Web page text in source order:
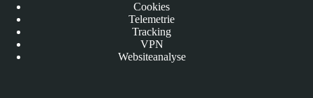
Cookies
Telemetrie
Tracking
VPN
Websiteanalyse